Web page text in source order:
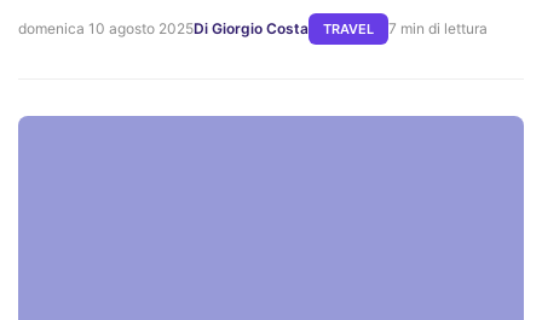
domenica 10 agosto 2025Di Giorgio Costa TRAVEL 7 min di lettura